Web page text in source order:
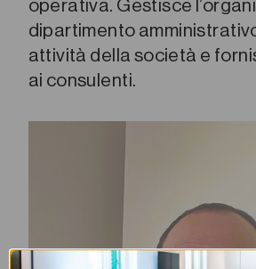
operativa. Gestisce
dipartimento
attività della società e
ai consulenti.